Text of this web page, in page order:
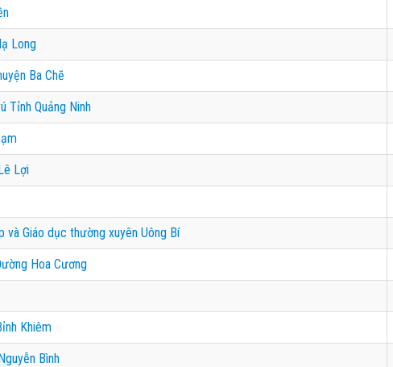
Long
Ba Chẽ
Tỉnh Quảng Ninh
Lợi
và Giáo dục thường xuyên Uông Bí
Hoa Cương
Khiêm
Bình